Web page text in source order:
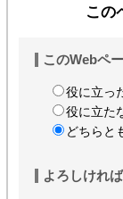
この
このWebペ
役に立っ
役に立た
どちらと
よろしけれ